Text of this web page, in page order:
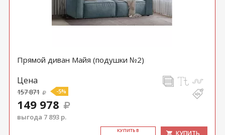
Прямой диван Майя (подушки №2)
Цена
157 871 -5%
149 978
выгода 7 893 р.
КУ­ПИТЬ В
КУПИТЬ